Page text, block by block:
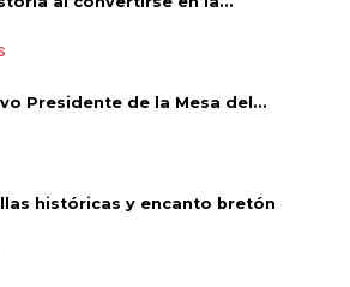
Presidente de la Mesa del...
históricas y encanto bretón